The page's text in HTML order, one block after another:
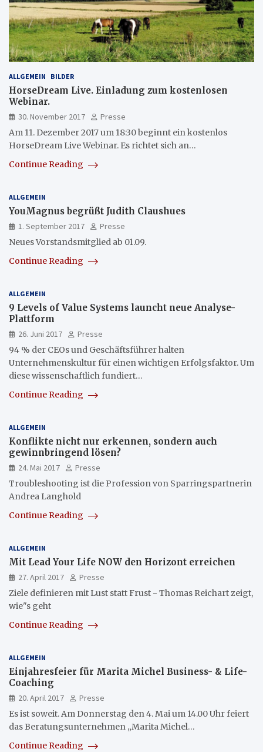
ALLGEMEIN BILDER
HorseDream Live. Einladung zum kostenlosen
Webinar.
30. November 2017
Presse
Am 11. Dezember 2017 um 18:30 beginnt ein kostenlos
HorseDream Live Webinar. Es richtet sich an…
Continue Reading
ALLGEMEIN
YouMagnus begrüßt Judith Claushues
1. September 2017
Presse
Neues Vorstandsmitglied ab 01.09.
Continue Reading
ALLGEMEIN
9 Levels of Value Systems launcht neue Analyse-
Plattform
26. Juni 2017
Presse
94 % der CEOs und Geschäftsführer halten
Unternehmenskultur für einen wichtigen Erfolgsfaktor. Um
diese wissenschaftlich fundiert…
Continue Reading
ALLGEMEIN
Konflikte nicht nur erkennen, sondern auch
gewinnbringend lösen?
24. Mai 2017
Presse
Troubleshooting ist die Profession von Sparringspartnerin
Andrea Langhold
Continue Reading
ALLGEMEIN
Mit Lead Your Life NOW den Horizont erreichen
27. April 2017
Presse
Ziele definieren mit Lust statt Frust - Thomas Reichart zeigt,
wie"s geht
Continue Reading
ALLGEMEIN
Einjahresfeier für Marita Michel Business- & Life-
Coaching
20. April 2017
Presse
Es ist soweit. Am Donnerstag den 4. Mai um 14.00 Uhr feiert
das Beratungsunternehmen „Marita Michel…
Continue Reading